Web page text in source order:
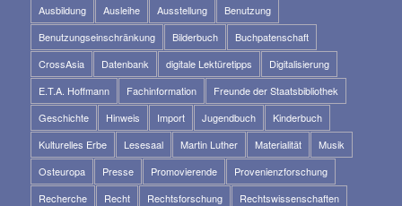
Ausbildung Ausleihe Ausstellung
Benutzung
Benutzungseinschränkung
Bilderbuch
Buchpatenschaft
CrossAsia
Datenbank digitale Lektüretipps
Digitalisierung
E.T.A. Hoffmann
Fachinformation
Freunde der Staatsbibliothek
Geschichte
Hinweis Import Jugendbuch
Kinderbuch
Kulturelles Erbe
Lesesaal Martin Luther Materialität
Musik
Osteuropa
Presse Promovierende
Provenienzforschung
Recherche
Recht Rechtsforschung
Rechtswissenschaften